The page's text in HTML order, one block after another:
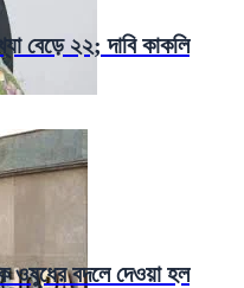
বেড়ে ২২; দাবি কাকলি
বদলে দেওয়া হল